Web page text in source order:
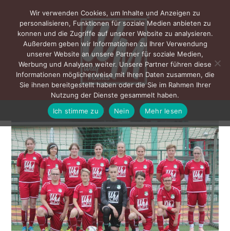
MENÜ
Wir verwenden Cookies, um Inhalte und Anzeigen zu
personalisieren, Funktionen für soziale Medien anbieten zu
konnen und die Zugriffe auf unserer Website zu analysieren.
Außerdem geben wir Informationen zu Ihrer Verwendung
unserer Website an unsere Partner für soziale Medien,
Werbung und Analysen weiter. Unsere Partner führen diese
Informationen möglicherweise mit Ihren Daten zusammen, die
Sie ihnen bereitgestellt haben oder die Sie im Rahmen Ihrer
Nutzung der Dienste gesammelt haben.
Ich stimme zu
Nein Mehr lesen